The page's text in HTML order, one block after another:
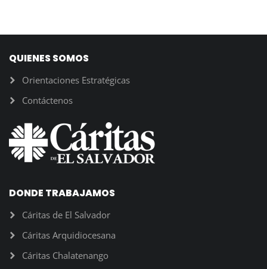
QUIENES SOMOS
Orientaciones Estratégicas
Contáctenos
DONDE TRABAJAMOS
Cáritas de El Salvador
Cáritas Arquidiocesana
Cáritas Chalatenango